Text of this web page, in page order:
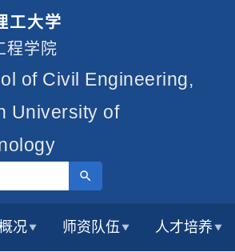
工大学
程学院
of Civil Engineering,
University of
况 ▼ 师资队伍 ▼ 人才培养 ▼